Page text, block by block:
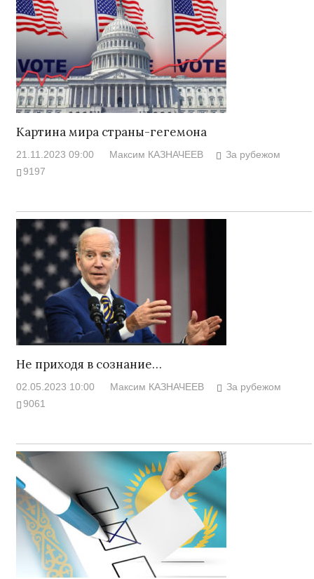
Картина мира страны-гегемона
21.11.2023 09:00 Максим КАЗНАЧЕЕВ
За рубежом
9197
Не приходя в сознание…
02.05.2023 10:00 Максим КАЗНАЧЕЕВ
За рубежом
9061